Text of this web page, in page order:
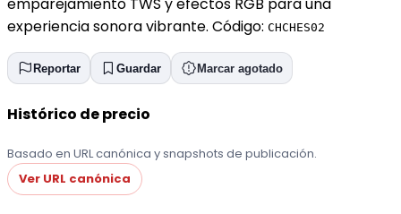
experiencia sonora vibrante. Código: CHCHES02
Reportar Guardar Marcar agotado
Histórico de precio
Basado en URL canónica y snapshots de publicación.
Ver URL canónica